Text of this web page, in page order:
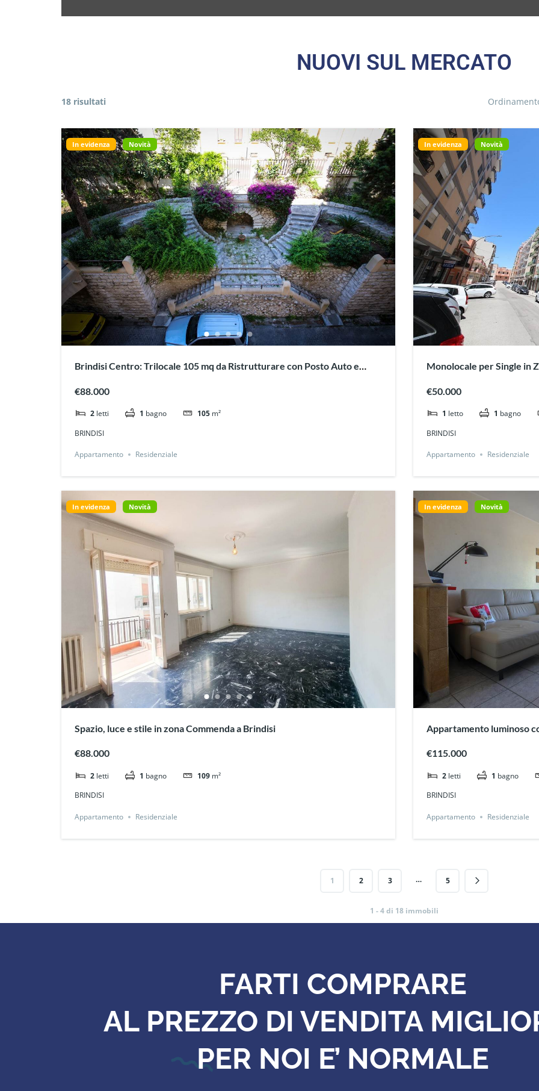
NUOVI SUL MERCATO
18 risultati
In evidenza Novità
Brindisi Centro: Trilocale 105 mq da Ristrutturare con Posto Auto e
€88.000
2 letti 1 bagno 105 m²
BRINDISI
Appartamento Residenziale
In evidenza Novità
Monolocale per Single in
€50.000
1 letto 1 bagno
BRINDISI
Appartamento Residenziale
In evidenza Novità
Spazio, luce e stile in zona Commenda a Brindisi
€88.000
2 letti 1 bagno 109 m²
BRINDISI
Appartamento Residenziale
In evidenza Novità
Appartamento luminoso
€115.000
2 letti 1 bagno
BRINDISI
Appartamento Residenziale
1 2 3 … 5
1 - 4 di 18 immobili
FARTI COMPRARE
AL PREZZO DI VENDITA
PER NOI E’ NORMALE